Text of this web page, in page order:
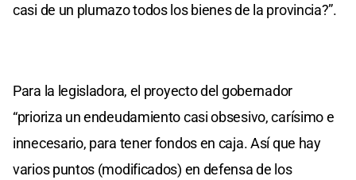
casi de un plumazo todos los bienes de la provincia?”.
Para la legisladora, el proyecto del gobernador
“prioriza un endeudamiento casi obsesivo, carísimo e
innecesario, para tener fondos en caja. Así que hay
varios puntos (modificados) en defensa de los